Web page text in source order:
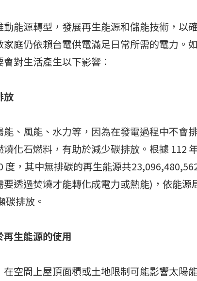
動能源轉型，發展再生能源和儲能技術，以
庭仍依賴台電供電滿足日常所需的電力。
對生活產生以下影響：
放
、風能、水力等，因為在發電過程中不會
化石燃料，有助於減少碳排放。根據 112
度，其中無排碳的再生能源共
要透過焚燒才能轉化成電力或熱能)，依能源
碳排放。
生能源的使用
在空間上屋頂面積或土地限制可能影響太陽